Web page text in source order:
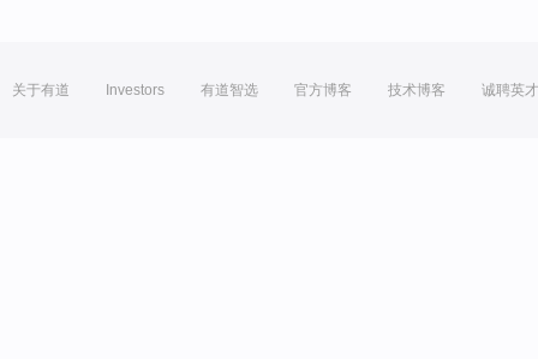
关于有道 Investors 有道智选 官方博客 技术博客 诚聘英才